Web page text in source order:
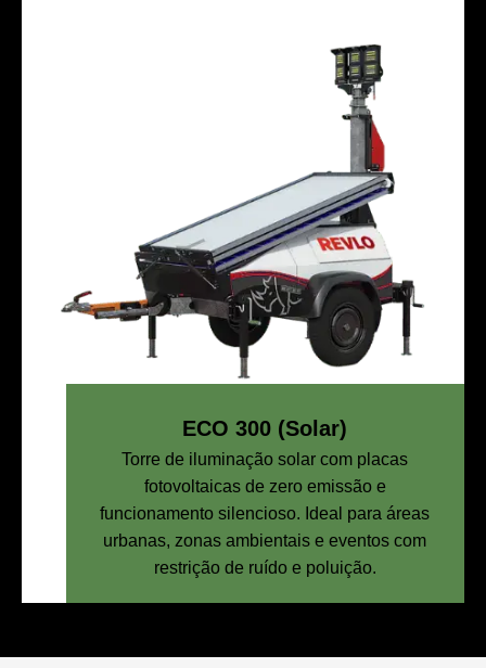
ECO 300 (Solar)
Torre de iluminação solar com placas
fotovoltaicas de zero emissão e
funcionamento silencioso. Ideal para áreas
urbanas, zonas ambientais e eventos com
restrição de ruído e poluição.